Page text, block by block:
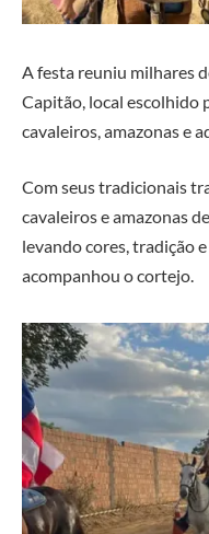
A festa reuniu milhares
Capitão, local escolhido
cavaleiros, amazonas e
Com seus tradicionais
cavaleiros e amazonas
levando cores, tradição
acompanhou o cortejo.